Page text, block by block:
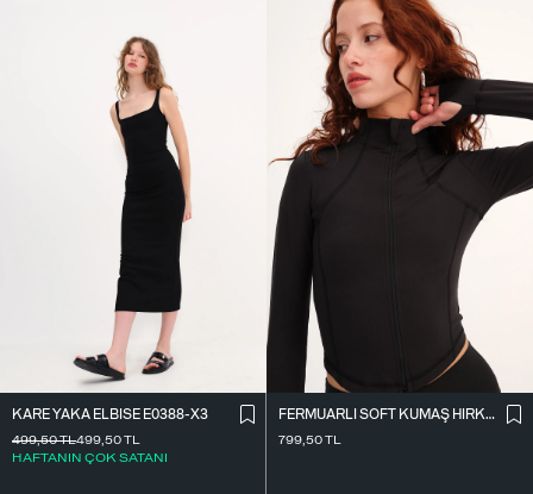
KARE YAKA ELBISE E0388-X3
499,50TL
HAFTANIN ÇOK SATANI
499,50TL
FERMUARLI SOFT KUMAŞ HIRKA H0089
799,50TL